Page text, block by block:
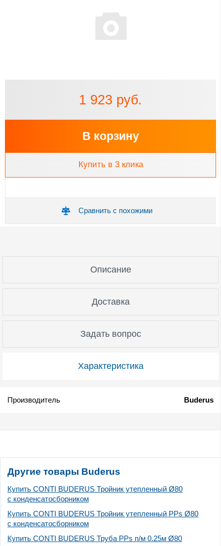
1 923 руб.
В корзину
Купить в 3 клика
Сравнить с похожими
Характеристика
Описание
Доставка
Задать вопрос
Производитель Buderus
Другие товары Buderus
Купить CONTI BUDERUS Тройник утепленный Ø80
с конденсатосборником
Купить CONTI BUDERUS Тройник утепленный PPs Ø80
с конденсатосборником
Купить CONTI BUDERUS Труба PPs п/м 0.25м Ø80